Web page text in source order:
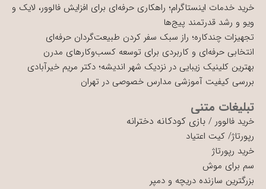
خرید خدمات اینستاگرام؛ راهکاری حرفه‌ای برای افزایش فالوور، لایک و
ویو و رشد قدرتمند پیج‌ها
تجهیزات چندکاره؛ راز سبک سفر کردن طبیعت‌گردان حرفه‌ای
انتخابی حرفه‌ای و کاربردی برای توسعه کسب‌وکارهای مدرن
بهترین کلینیک زیبایی در نزدیک شهر اندیشه؛ دکتر مریم خیرآبادی
بررسی کیفیت آموزشی مدارس خصوصی در تهران
تبلیغات متنی
خرید فالوور / بازی کودکانه دخترانه
رپورتاژ/ کیت اعتیاد
خرید رپورتاژ
سم برای موش
بزرگترین سازنده دریچه و دمپر